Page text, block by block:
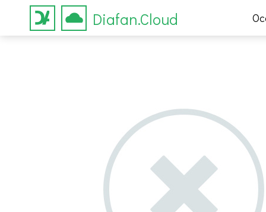
Diafan.Cloud